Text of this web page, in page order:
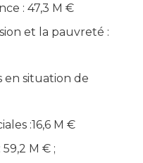
: 47,3 M €
et la pauvreté :
en situation de
:16,6 M €
M € ;